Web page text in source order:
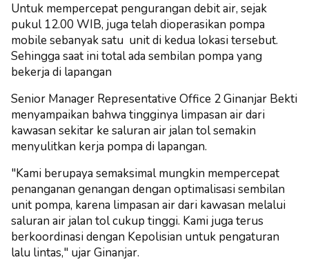
Untuk mempercepat pengurangan debit air, sejak
pukul 12.00 WIB, juga telah dioperasikan pompa
mobile sebanyak satu unit di kedua lokasi tersebut.
Sehingga saat ini total ada sembilan pompa yang
bekerja di lapangan
Senior Manager Representative Office 2 Ginanjar Bekti
menyampaikan bahwa tingginya limpasan air dari
kawasan sekitar ke saluran air jalan tol semakin
menyulitkan kerja pompa di lapangan.
"Kami berupaya semaksimal mungkin mempercepat
penanganan genangan dengan optimalisasi sembilan
unit pompa, karena limpasan air dari kawasan melalui
saluran air jalan tol cukup tinggi. Kami juga terus
berkoordinasi dengan Kepolisian untuk pengaturan
lalu lintas," ujar Ginanjar.